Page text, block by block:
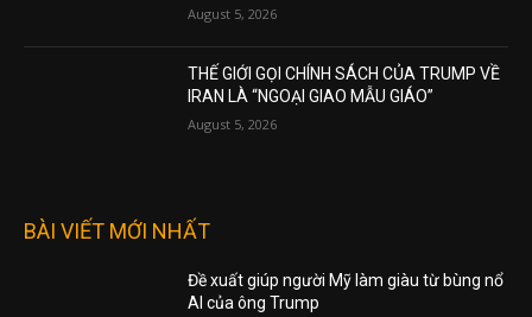
August 5, 2026
THẾ GIỚI GỌI CHÍNH SÁCH CỦA TRUMP VỀ
IRAN LÀ “NGOẠI GIAO MẪU GIÁO”
August 5, 2026
BÀI VIẾT MỚI NHẤT
Đề xuất giúp người Mỹ làm giàu từ bùng nổ
AI của ông Trump